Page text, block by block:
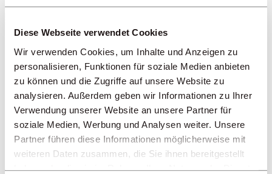
Diese Webseite verwendet Cookies
Wir verwenden Cookies, um Inhalte und Anzeigen zu
personalisieren, Funktionen für soziale Medien anbieten
zu können und die Zugriffe auf unsere Website zu
analysieren. Außerdem geben wir Informationen zu Ihrer
Verwendung unserer Website an unsere Partner für
soziale Medien, Werbung und Analysen weiter. Unsere
Partner führen diese Informationen möglicherweise mit
weiteren Daten zusammen, die Sie ihnen bereitgestellt
La Chaux-de-Fonds
Lausanne
Le Sentier
Neuenburg
Solothurn
Yverdon-les-Bains